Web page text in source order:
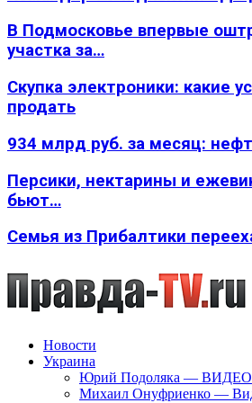
В Подмосковье впервые
участка за…
Скупка электроники: какие
продать
934 млрд руб. за месяц:
Персики, нектарины и
бьют…
Семья из Прибалтики
Новости
Украина
Юрий Подоляка — ВИДЕО
Михаил Онуфриенко —